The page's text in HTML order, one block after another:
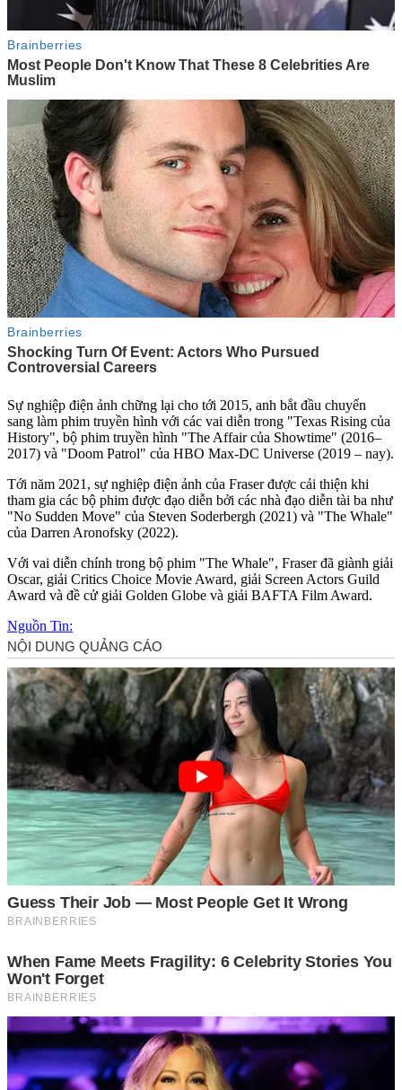
Sự nghiệp điện ảnh chững lại cho tới 2015, anh bắt đầu chuyển
sang làm phim truyền hình với các vai diễn trong "Texas Rising của
History", bộ phim truyền hình "The Affair của Showtime" (2016–
2017) và "Doom Patrol" của HBO Max-DC Universe (2019 – nay).
Tới năm 2021, sự nghiệp điện ảnh của Fraser được cải thiện khi
tham gia các bộ phim được đạo diễn bởi các nhà đạo diễn tài ba như
"No Sudden Move" của Steven Soderbergh (2021) và "The Whale"
của Darren Aronofsky (2022).
Với vai diễn chính trong bộ phim "The Whale", Fraser đã giành giải
Oscar, giải Critics Choice Movie Award, giải Screen Actors Guild
Award và đề cử giải Golden Globe và giải BAFTA Film Award.
Nguồn Tin: